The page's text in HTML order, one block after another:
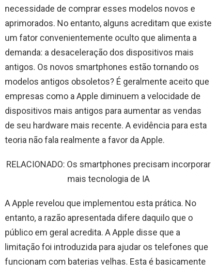
necessidade de comprar esses modelos novos e
aprimorados. No entanto, alguns acreditam que existe
um fator convenientemente oculto que alimenta a
demanda: a desaceleração dos dispositivos mais
antigos. Os novos smartphones estão tornando os
modelos antigos obsoletos? É geralmente aceito que
empresas como a Apple diminuem a velocidade de
dispositivos mais antigos para aumentar as vendas
de seu hardware mais recente. A evidência para esta
teoria não fala realmente a favor da Apple.
RELACIONADO: Os smartphones precisam incorporar
mais tecnologia de IA
A Apple revelou que implementou esta prática. No
entanto, a razão apresentada difere daquilo que o
público em geral acredita. A Apple disse que a
limitação foi introduzida para ajudar os telefones que
funcionam com baterias velhas. Esta é basicamente